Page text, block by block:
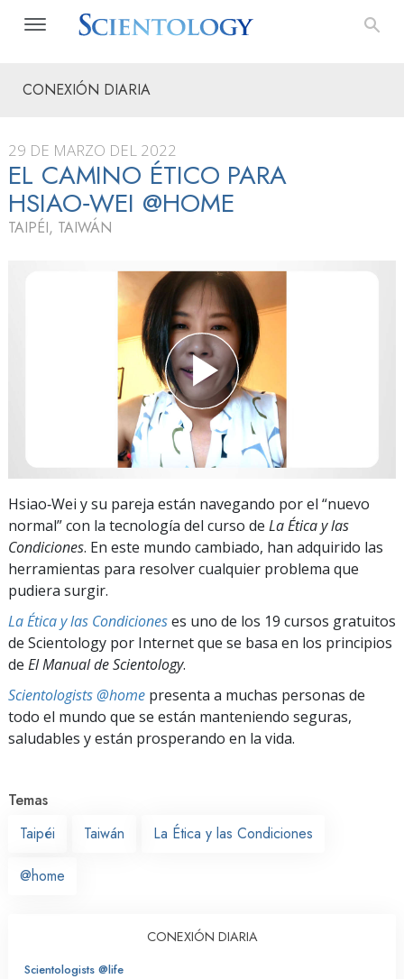
CONEXIÓN DIARIA
29 DE MARZO DEL 2022
EL CAMINO ÉTICO PARA
HSIAO‑WEI @HOME
TAIPÉI, TAIWÁN
Hsiao‑Wei y su pareja están navegando por el “nuevo
normal” con la tecnología del curso de La Ética y las
Condiciones. En este mundo cambiado, han adquirido las
herramientas para resolver cualquier problema que
pudiera surgir.
La Ética y las Condicioneses uno de los 19 cursos gratuitos
de Scientology por Internet que se basa en los principios
de El Manual de Scientology.
Scientologists @home presenta a muchas personas de
todo el mundo que se están manteniendo seguras,
saludables y están prosperando en la vida.
Temas
Taipéi
Taiwán La Ética y las Condiciones
@home
CONEXIÓN DIARIA
Scientologists @life